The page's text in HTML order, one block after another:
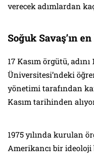
verecek adımlardan
Soğuk Savaş’ın
17 Kasım örgütü,
Üniversitesi’ndeki
yönetimi tarafından
Kasım tarihinden
1975 yılında kurulan
Amerikancı bir ideoloji